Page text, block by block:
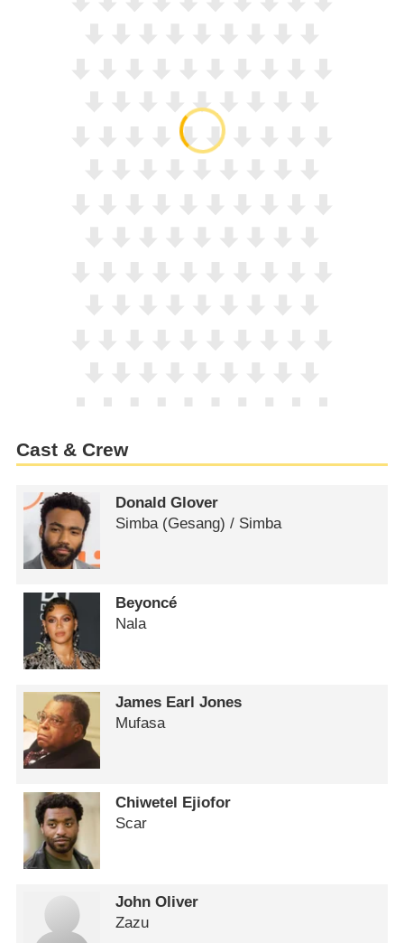
Cast & Crew
Donald Glover
Simba (Gesang) /​ Simba
Beyoncé
Nala
James Earl Jones
Mufasa
Chiwetel Ejiofor
Scar
John Oliver
Zazu